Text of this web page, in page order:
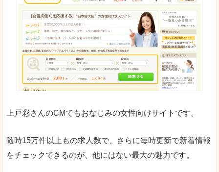
はじめての転職についてのお役立ち情報が満載で
悪いところ
求人の掲載が少し見づらい印象があります。求人
給与が見た目ですぐにわからないことが多いです
詳しい説明 サイト内の検索の人気ワードで英語や中国語など
人気度 普通のマイナビの方を使っている方が多く、女
さまざまな検索機能が充実しており、条件面やこ
上戸彩さんのCMでもおなじみの女性向けサイトです。
随時15万件以上もの求人数で、さらに毎時更新で新着情報
をチェックできるのが、他にはない最大の魅力です。